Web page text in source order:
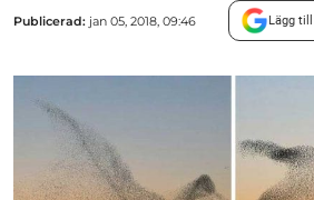
Publicerad: jan 05, 2018, 09:46 Lägg